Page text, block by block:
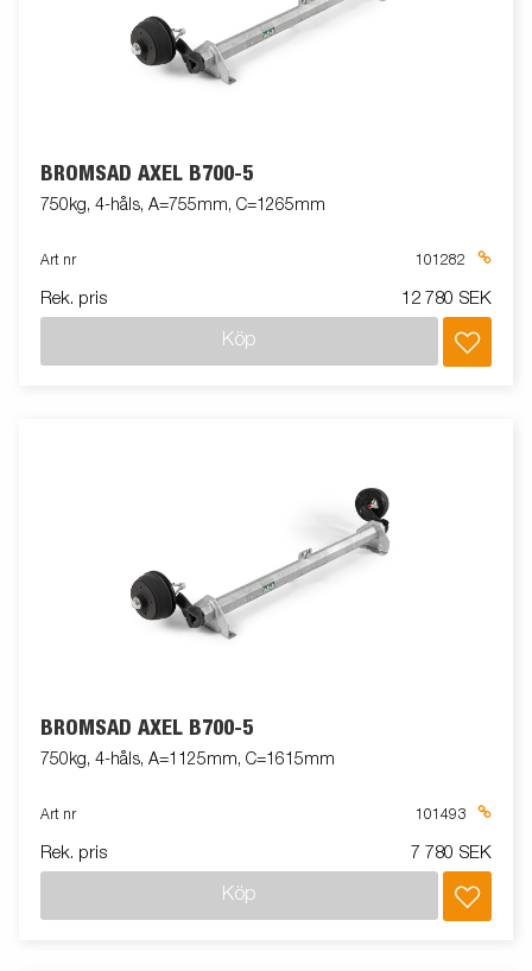
BROMSAD AXEL B700-5
750kg, 4-håls, A=755mm, C=1265mm
Art nr 101282
Rek. pris 12 780 SEK
Köp
BROMSAD AXEL B700-5
750kg, 4-håls, A=1125mm, C=1615mm
Art nr 101493
Rek. pris 7 780 SEK
Köp